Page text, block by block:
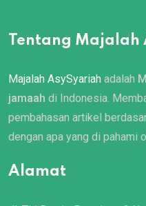
Tentang Majalah
Majalah AsySyariah adalah
jamaah di Indonesia.
pembahasan artikel
dengan apa yang di pahami
Alamat